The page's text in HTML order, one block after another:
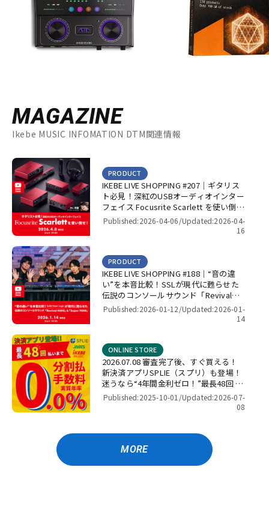
MAGAZINE
Ikebe MUSIC INFOMATION DTM関連情報
IKEBE LIVE SHOPPING #207｜ギタリス
ト必見！深紅のUSBオーディオインター
フェイス Focusrite Scarlett を使い倒
せ！【presented by パワーレック】
PRODUCT
Published:2026-04-06/Updated:2026-04-
16
IKEBE LIVE SHOPPING #188｜“音の違
い”を本音比較！SSLが現代に甦らせた
伝説のコンソールサウンド「Revival
4000」＆「Super 9000」【presented
PRODUCT
Published:2026-01-12/Updated:2026-01-
14
2026.07.08 審査完了後、すぐ買える！
新決済アプリSPLIE（スプリ）も登場！
迷うなら“4年間金利ゼロ！”最長48回 無
金利キャンペーン
ONLINE STORE
Published:2025-10-01/Updated:2026-07-
08
MORE